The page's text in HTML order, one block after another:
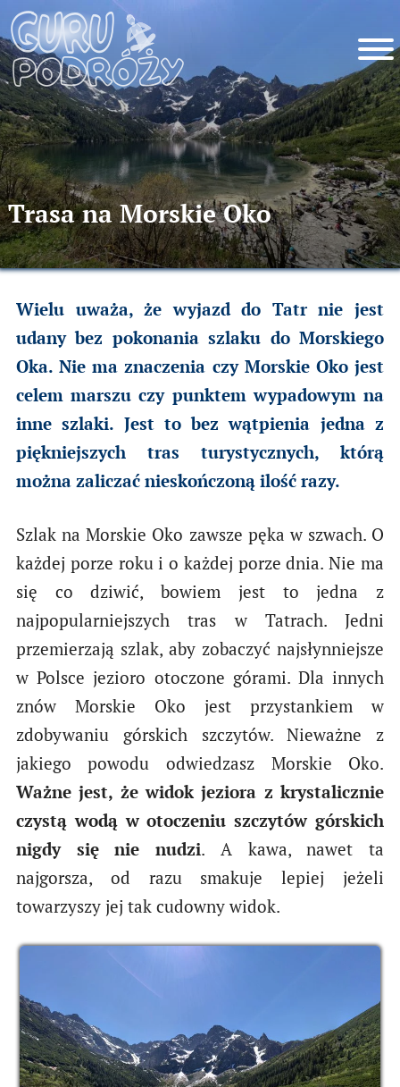
Trasa na Morskie Oko
Wielu uważa, że wyjazd do Tatr nie jest
udany bez pokonania szlaku do Morskiego
Oka. Nie ma znaczenia czy Morskie Oko jest
celem marszu czy punktem wypadowym na
inne szlaki. Jest to bez wątpienia jedna z
piękniejszych tras turystycznych, którą
można zaliczać nieskończoną ilość razy.
Szlak na Morskie Oko zawsze pęka w szwach. O
każdej porze roku i o każdej porze dnia. Nie ma
się co dziwić, bowiem jest to jedna z
najpopularniejszych tras w Tatrach. Jedni
przemierzają szlak, aby zobaczyć najsłynniejsze
w Polsce jezioro otoczone górami. Dla innych
znów Morskie Oko jest przystankiem w
zdobywaniu górskich szczytów. Nieważne z
jakiego powodu odwiedzasz Morskie Oko.
Ważne jest, że widok jeziora z krystalicznie
czystą wodą w otoczeniu szczytów górskich
nigdy się nie nudzi. A kawa, nawet ta
najgorsza, od razu smakuje lepiej jeżeli
towarzyszy jej tak cudowny widok.